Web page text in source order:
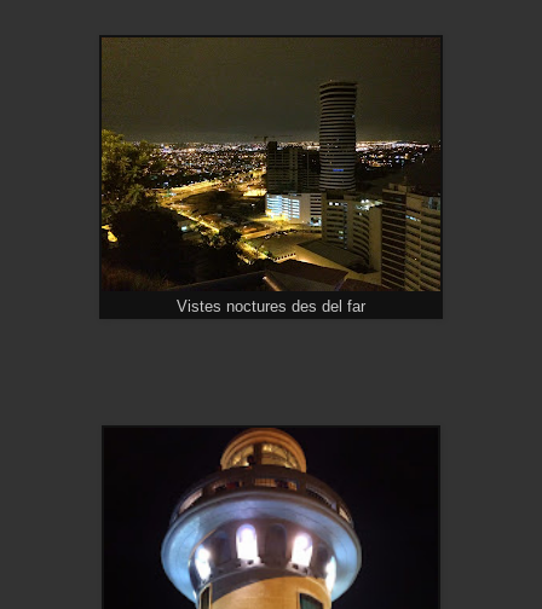
Vistes noctures des del far